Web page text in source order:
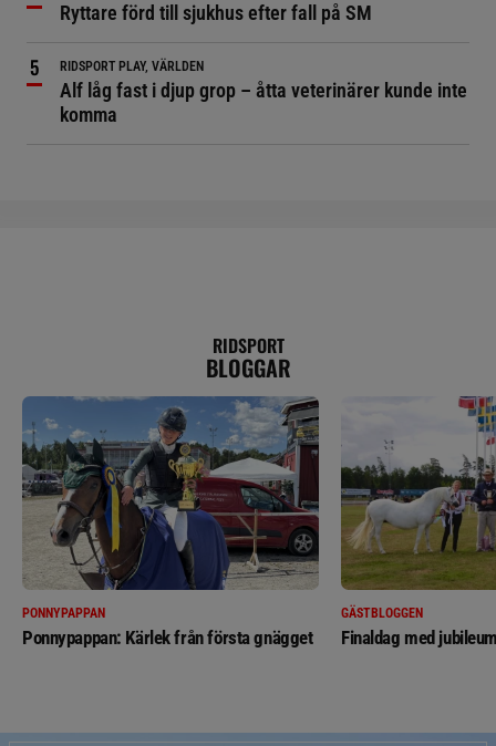
Ryttare förd till sjukhus efter fall på SM
RIDSPORT PLAY, VÄRLDEN
Alf låg fast i djup grop – åtta veterinärer kunde inte
komma
RIDSPORT
BLOGGAR
PONNYPAPPAN
Ponnypappan: Kärlek från första gnägget
GÄSTBLOGGEN
Finaldag med